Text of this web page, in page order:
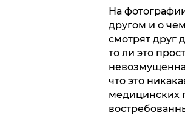
На
другом и о
смотрят друг
то ли это
что это
медицинских